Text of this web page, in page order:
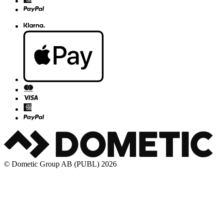
© Dometic Group AB (PUBL) 2026